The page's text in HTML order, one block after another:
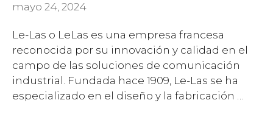
mayo 24, 2024
Le-Las o LeLas es una empresa francesa
reconocida por su innovación y calidad en el
campo de las soluciones de comunicación
industrial. Fundada hace 1909, Le-Las se ha
especializado en el diseño y la fabricación …